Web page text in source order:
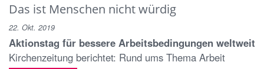
Das ist Menschen nicht würdig
22. Okt. 2019
Aktionstag für bessere Arbeitsbedingungen weltweit
Kirchenzeitung berichtet: Rund ums Thema Arbeit